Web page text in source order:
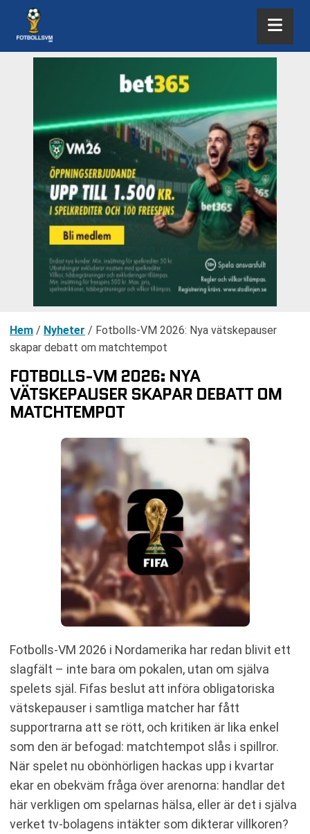
Hem / Nyheter / Fotbolls-VM 2026: Nya vätskepauser
skapar debatt om matchtempot
FOTBOLLS-VM 2026: NYA
VÄTSKEPAUSER SKAPAR DEBATT OM
MATCHTEMPOT
Fotbolls-VM 2026 i Nordamerika har redan blivit ett
slagfält – inte bara om pokalen, utan om själva
spelets själ. Fifas beslut att införa obligatoriska
vätskepauser i samtliga matcher har fått
supportrarna att se rött, och kritiken är lika enkel
som den är befogad: matchtempot slås i spillror.
När spelet nu obönhörligen hackas upp i kvartar
ekar en obekväm fråga över arenorna: handlar det
här verkligen om spelarnas hälsa, eller är det i själva
verket tv-bolagens intäkter som dikterar villkoren?